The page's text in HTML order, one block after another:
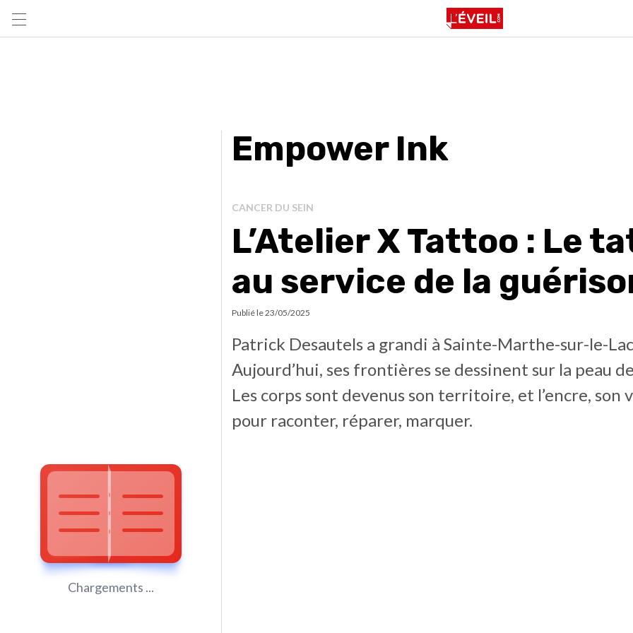
Chargements ...
Empower Ink
CANCER DU SEIN
L’Atelier X Tattoo : Le
au service de la
Publié le23/05/2025
Patrick Desautels a grandi à Sainte-Marthe-sur-le-
Aujourd’hui, ses frontières se dessinent sur la peau
Les corps sont devenus son territoire, et l’encre, son
pour raconter, réparer, marquer.